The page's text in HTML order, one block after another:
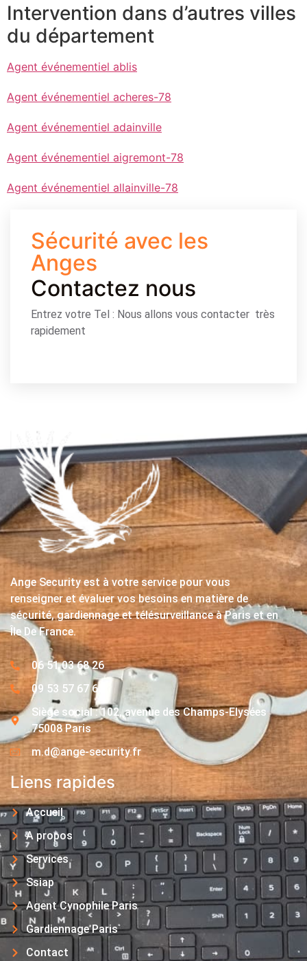
Intervention dans d’autres villes
du département
Agent événementiel ablis
Agent événementiel acheres-78
Agent événementiel adainville
Agent événementiel aigremont-78
Agent événementiel allainville-78
Sécurité avec les
Anges
Contactez nous
Entrez votre Tel : Nous allons vous contacter très
rapidement
Ange Security est à votre service pour vous
renseigner et évaluer vos besoins en matière de
sécurité, gardiennage et télésurveillance à Paris et en
Île De France.
06 51 03 68 26
09 53 57 67 63
Siège social : 102, avenue des Champs-Elysées
75008 Paris
m.d@ange-security.fr
Liens rapides
Accueil
A propos
Services
Ssiap
Agent Cynophile Paris
Gardiennage Paris
Contact